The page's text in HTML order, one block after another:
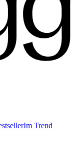
Im Trend